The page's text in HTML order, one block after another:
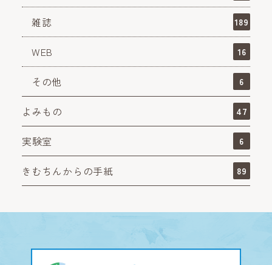
雑誌 189
WEB 16
その他 6
よみもの 47
実験室 6
きむちんからの手紙 89